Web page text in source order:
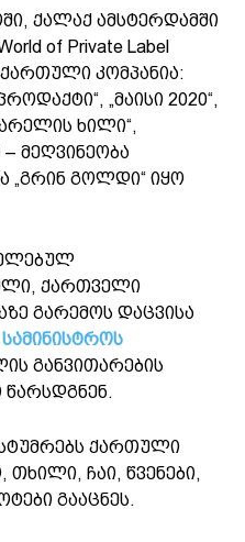
ქალაქ ამსტერდამში
of Private Label
ქართული კომპანია:
„მაისი 2020“,
ხილი“,
მეღვინეობა
„გრინ გოლდი“ იყო
ქართველი
გარემოს დაცვისა
სამინისტროს
განვითარების
წარსდგნენ.
სტუმრებს ქართული
ჩაი, წვენები,
გააცნეს.